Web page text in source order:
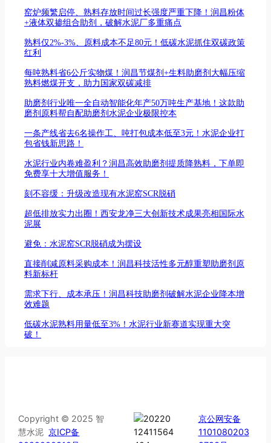
窑炉频繁启停、熟料存放时间过长强度严重下降！润昌粉体
+液体双掺组合助剂，破解水泥厂多重痛点
熟料仅2%-3%、原料成本不足80元！低碳水泥抓住双碳政策
红利
每吨熟料省6公斤实物煤！润昌节煤剂+生料助磨剂大幅压缩
熟料燃煤开支，助力国家双碳减排
助磨剂行业唯一全自动智能化年产50万吨生产基地！这款助
磨剂原料帮自配助磨剂水泥企业极限控本
一条产线省去6名操作工、吨打包成本低至3元！水泥企业打
包省钱新思路！
水泥行业内卷难盈利？润昌高效助磨剂提质降熟料，下单即
免费享十大增值服务！
刻不容缓：升级改造现有水泥窑SCR脱硝
超低排放实力出圈！西安龙净三大创新技术成果亮相国际水
泥展
避免：水泥窑SCR脱硝成为摆设
直接削减原料采购成本！润昌科技活性多元醇重塑助磨剂原
料新标杆
需求下行、成本承压！润昌科技助磨剂破解水泥企业降本增
效难题
低碳水泥熟料用量低至3%！水泥行业新赛道实现重大突
破！
Copyright © 2025 智
慧水泥京ICP备
京公网安备
1101080203